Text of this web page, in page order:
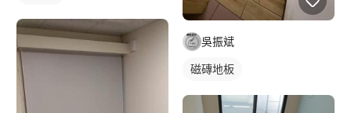
吳振斌
磁磚地板